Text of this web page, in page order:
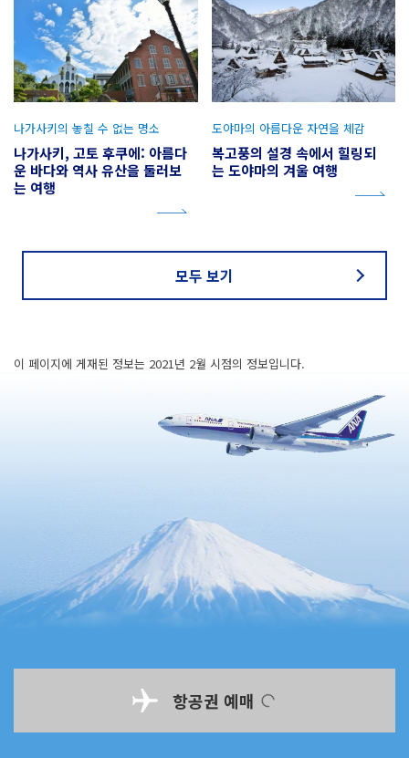
나가사키, 고토 후쿠에: 아름다
운 바다와 역사 유산을 둘러보
는 여행
나가사키의 놓칠 수 없는 명소
복고풍의 설경 속에서 힐링되
는 도야마의 겨울 여행
도야마의 아름다운 자연을 체감
모두 보기
이 페이지에 게재된 정보는 2021년 2월 시점의 정보입니다.
항공권 예매